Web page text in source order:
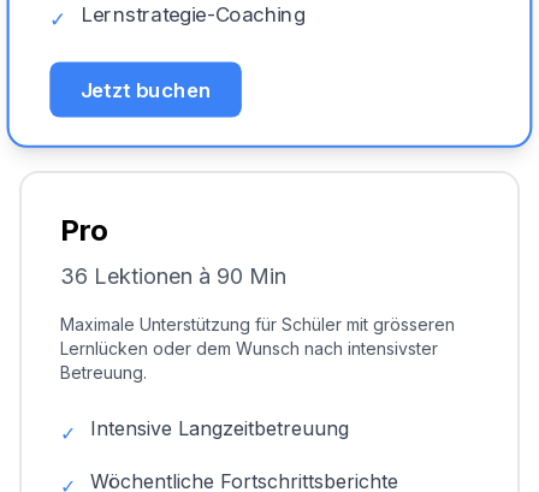
✓ Lernstrategie-Coaching
Jetzt buchen
Pro
36 Lektionen à 90 Min
Maximale Unterstützung für Schüler mit grösseren
Lernlücken oder dem Wunsch nach intensivster
Betreuung.
✓ Intensive Langzeitbetreuung
✓ Wöchentliche Fortschrittsberichte